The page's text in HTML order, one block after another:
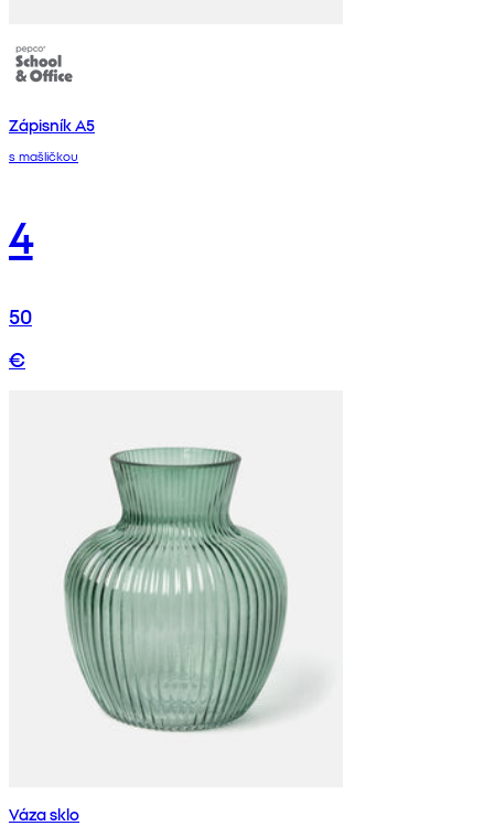
Zápisník A5
s mašličkou
4
50
€
Váza sklo